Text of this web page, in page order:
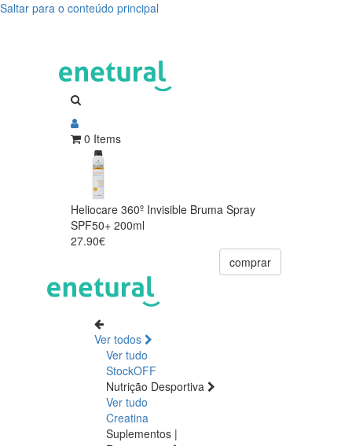
Saltar para o conteúdo principal
0 Items
Heliocare 360º Invisible Bruma Spray
SPF50+ 200ml
27.90€
comprar
Ver todos
Ver tudo
StockOFF
Nutrição Desportiva
Ver tudo
Creatina
Suplementos |